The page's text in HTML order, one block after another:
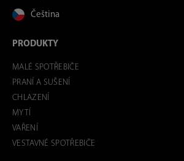
Čeština
PRODUKTY
MALÉ SPOTŘEBIČE
PRANÍ A SUŠENÍ
CHLAZENÍ
MYTÍ
VAŘENÍ
VESTAVNÉ SPOTŘEBIČE